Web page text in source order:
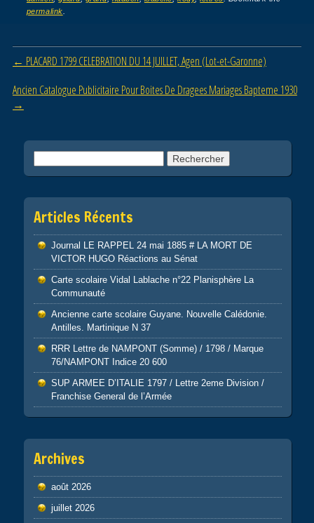
e
o
k
er
g
permalink
Post navigation
← PLACARD 1799 CELEBRATION DU 14 JUILLET, Agen (Lot-et-Garonne)
Ancien Catalogue Publicitaire Pour Boites De Dragees Mariages Bapteme 1930
→
Articles Récents
Journal LE RAPPEL 24 mai 1885 # LA MORT DE
VICTOR HUGO Réactions au Sénat
Carte scolaire Vidal Lablache n°22 Planisphère La
Communauté
Ancienne carte scolaire Guyane. Nouvelle Calédonie.
Antilles. Martinique N 37
RRR Lettre de NAMPONT (Somme) / 1798 / Marque
76/NAMPONT Indice 20 600
SUP ARMEE D’ITALIE 1797 / Lettre 2eme Division /
Franchise General de l’Armée
Archives
août 2026
juillet 2026